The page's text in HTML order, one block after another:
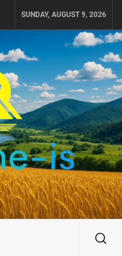
SUNDAY, AUGUST 9, 2026